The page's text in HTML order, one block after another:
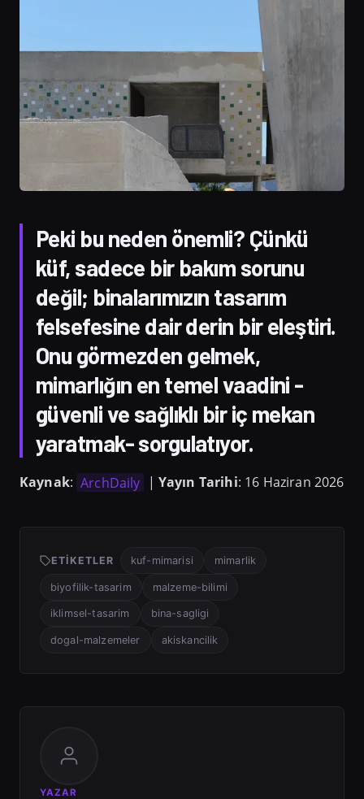
Peki bu neden önemli? Çünkü
küf, sadece bir bakım sorunu
değil; binalarımızın tasarım
felsefesine dair derin bir eleştiri.
Onu görmezden gelmek,
mimarlığın en temel vaadini -
güvenli ve sağlıklı bir iç mekan
yaratmak- sorgulatıyor.
Kaynak: ArchDaily | Yayın Tarihi: 16 Haziran 2026
ETIKETLER kuf-mimarisi mimarlik
biyofilik-tasarim malzeme-bilimi
iklimsel-tasarim bina-sagligi
dogal-malzemeler akiskancilik
YAZAR